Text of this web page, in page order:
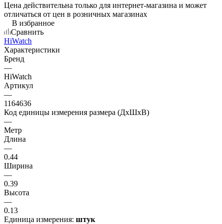
Цена действительна только для интернет-магазина и может
отличаться от цен в розничных магазинах
В избранное
Сравнить
HiWatch
Характеристики
Бренд
—
HiWatch
Артикул
—
1164636
Код единицы измерения размера (ДхШхВ)
—
Метр
Длина
—
0.44
Ширина
—
0.39
Высота
—
0.13
Единица измерения: штук